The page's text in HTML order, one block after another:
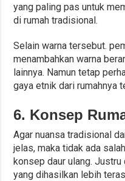
yang paling pas untuk
di rumah tradisional.
Selain warna tersebut.
menambahkan warna
lainnya. Namun tetap
gaya etnik dari rumahnya
6. Konsep
Agar nuansa tradisional
jelas, maka tidak ada
konsep daur ulang.
yang dihasilkan lebih